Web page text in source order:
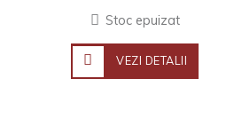
Stoc epuizat
VEZI DETALII